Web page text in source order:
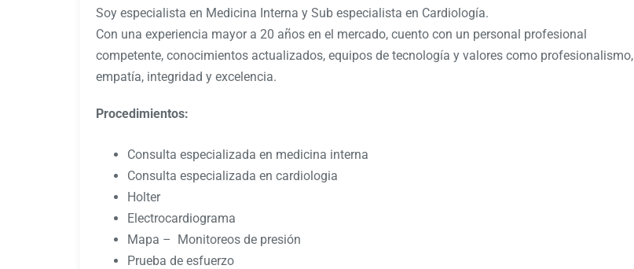
Soy especialista en Medicina Interna y Sub especialista en Cardiología.
Con una experiencia mayor a 20 años en el mercado, cuento con un personal profesional
competente, conocimientos actualizados, equipos de tecnología y valores como profesionalismo,
empatía, integridad y excelencia.
Procedimientos:
Consulta especializada en medicina interna
Consulta especializada en cardiologia
Holter
Electrocardiograma
Mapa – Monitoreos de presión
Prueba de esfuerzo